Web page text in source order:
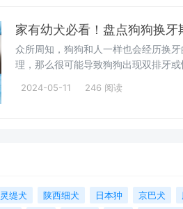
家有幼犬必看！盘点狗狗换牙
众所周知，狗狗和人一样也会经历换
理，那么很可能导致狗狗出现双排牙
2024-05-11 246 阅读
灵缇犬 陕西细犬 日本狆 京巴犬